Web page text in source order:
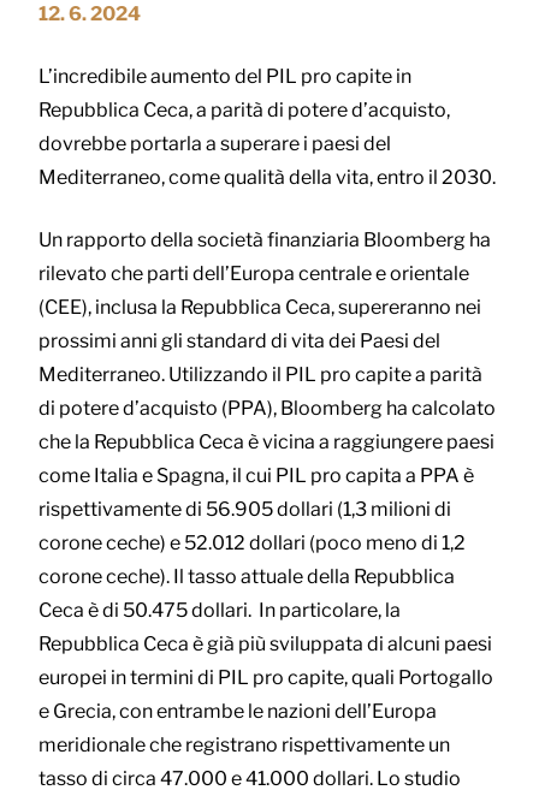
12. 6. 2024
L’incredibile aumento del PIL pro capite in
Repubblica Ceca, a parità di potere d’acquisto,
dovrebbe portarla a superare i paesi del
Mediterraneo, come qualità della vita, entro il 2030.
Un rapporto della società finanziaria Bloomberg ha
rilevato che parti dell’Europa centrale e orientale
(CEE), inclusa la Repubblica Ceca, supereranno nei
prossimi anni gli standard di vita dei Paesi del
Mediterraneo. Utilizzando il PIL pro capite a parità
di potere d’acquisto (PPA), Bloomberg ha calcolato
che la Repubblica Ceca è vicina a raggiungere paesi
come Italia e Spagna, il cui PIL pro capita a PPA è
rispettivamente di 56.905 dollari (1,3 milioni di
corone ceche) e 52.012 dollari (poco meno di 1,2
corone ceche). Il tasso attuale della Repubblica
Ceca è di 50.475 dollari. In particolare, la
Repubblica Ceca è già più sviluppata di alcuni paesi
europei in termini di PIL pro capite, quali Portogallo
e Grecia, con entrambe le nazioni dell’Europa
meridionale che registrano rispettivamente un
tasso di circa 47.000 e 41.000 dollari. Lo studio